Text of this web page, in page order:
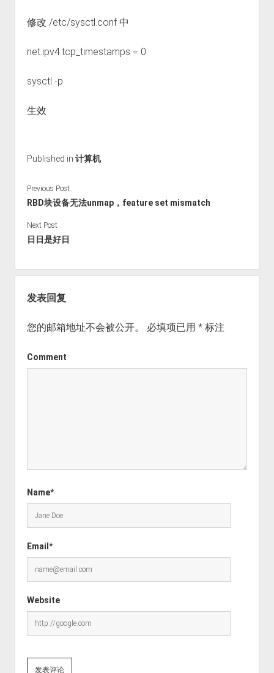
修改 /etc/sysctl.conf 中
net.ipv4.tcp_timestamps = 0
sysctl -p
生效
Published in 计算机
Previous Post
RBD块设备无法unmap，feature set mismatch
Next Post
日日是好日
发表回复
您的邮箱地址不会被公开。 必填项已用 *标注
Comment
Name*
Email*
Website